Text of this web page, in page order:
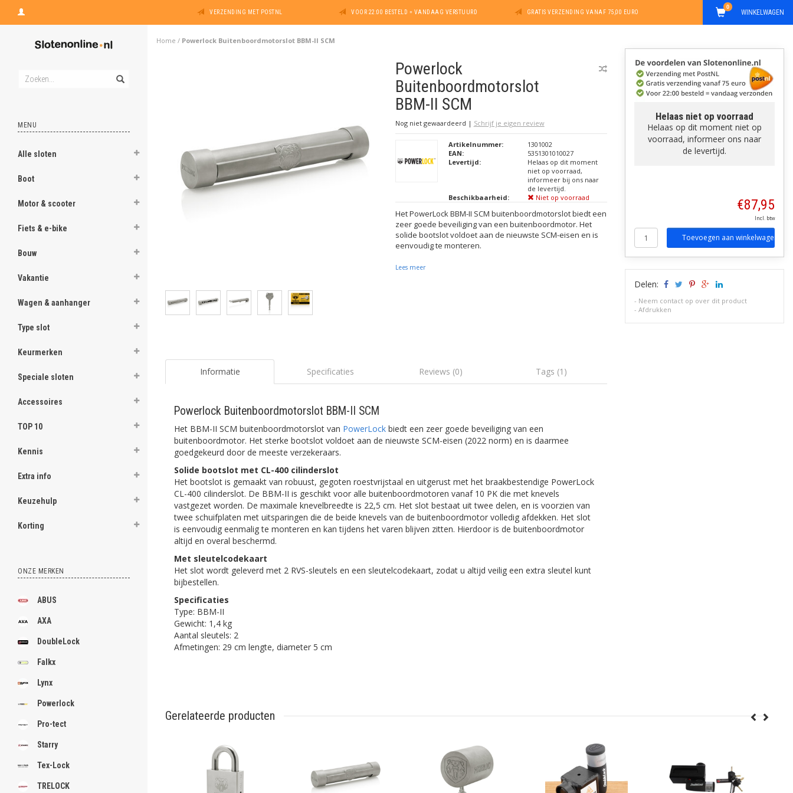
VERZENDING MET POSTNL VOOR 22:00 BESTELD = VANDAAG VERSTUURD GRATIS VERZENDING VANAF 75,00 EURO WINKELWAGEN
0
MENU
Alle sloten
Boot
Motor & scooter
Fiets & e-bike
Bouw
Vakantie
Wagen & aanhanger
Type slot
Keurmerken
Speciale sloten
Accessoires
TOP 10
Kennis
Extra info
Keuzehulp
Korting
ONZE MERKEN
ABUS
AXA
DoubleLock
Falkx
Lynx
Powerlock
Pro-tect
Starry
Tex-Lock
TRELOCK
Home / Powerlock Buitenboordmotorslot BBM-II SCM
Powerlock
Buitenboordmotorslot
BBM-II SCM
Nog niet gewaardeerd | Schrijf je eigen review
Artikelnummer:
1301002
EAN:
5351301010027
Levertijd:
Helaas op dit moment
niet op voorraad,
informeer bij ons naar
de levertijd.
Beschikbaarheid:
Niet op voorraad
Het PowerLock BBM-II SCM buitenboordmotorslot biedt een
zeer goede beveiliging van een buitenboordmotor. Het
solide bootslot voldoet aan de nieuwste SCM-eisen en is
eenvoudig te monteren.
Lees meer
Informatie Specificaties Reviews (0) Tags (1)
Powerlock Buitenboordmotorslot BBM-II SCM
Het BBM-II SCM buitenboordmotorslot van PowerLock biedt een zeer goede beveiliging van een
buitenboordmotor. Het sterke bootslot voldoet aan de nieuwste SCM-eisen (2022 norm) en is daarmee
goedgekeurd door de meeste verzekeraars.
Solide bootslot met CL-400 cilinderslot
Het bootslot is gemaakt van robuust, gegoten roestvrijstaal en uitgerust met het braakbestendige PowerLock
CL-400 cilinderslot. De BBM-II is geschikt voor alle buitenboordmotoren vanaf 10 PK die met knevels
vastgezet worden. De maximale knevelbreedte is 22,5 cm. Het slot bestaat uit twee delen, en is voorzien van
twee schuifplaten met uitsparingen die de beide knevels van de buitenboordmotor volledig afdekken. Het slot
is eenvoudig eenmalig te monteren en kan tijdens het varen blijven zitten. Hierdoor is de buitenboordmotor
altijd en overal beschermd.
Met sleutelcodekaart
Het slot wordt geleverd met 2 RVS-sleutels en een sleutelcodekaart, zodat u altijd veilig een extra sleutel kunt
bijbestellen.
Specificaties
Type: BBM-II
Gewicht: 1,4 kg
Aantal sleutels: 2
Afmetingen: 29 cm lengte, diameter 5 cm
Helaas niet op voorraad
Helaas op dit moment niet op
voorraad, informeer ons naar
de levertijd.
€87,95
Incl. btw
Toevoegen aan winkelwagen
Delen:
- Neem contact op over dit product
-Afdrukken
Gerelateerde producten